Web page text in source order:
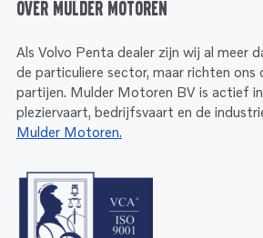
Over Mulder Motoren
Als Volvo Penta dealer zijn wij al meer
de particuliere sector, maar richten ons
partijen. Mulder Motoren BV is actief
pleziervaart, bedrijfsvaart en de
Mulder Motoren.